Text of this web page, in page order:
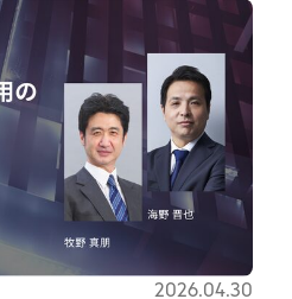
2026.04.30